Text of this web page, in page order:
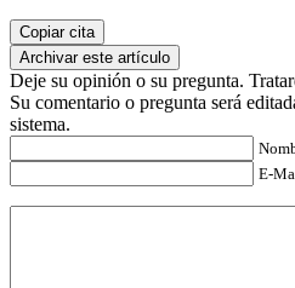
Copiar cita
Archivar este artículo
Deje su opinión o su pregunta.
Su comentario o pregunta será
sistema.
E-